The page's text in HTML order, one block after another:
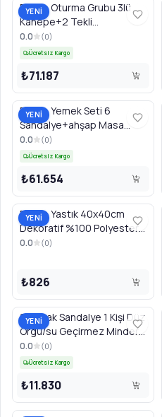
YENİ
Bahçe Oturma Grubu 3lü
Kanepe+2 Tekli
Koltuk+bank+sehpa
Aleminyum Gövde
0.0 (0)
Ücretsiz Kargo
₺71.187
YENİ
Bahçe Yemek Seti 6
Sandalye+ahşap Masa
Minder Alüminyum Gövde
0.0 (0)
Ücretsiz Kargo
₺61.654
YENİ
Bahçe Yastık 40x40cm
Dekoratif %100 Polyester
Kumaş
0.0 (0)
₺826
YENİ
Salıncak Sandalye 1 Kişi Düz
Örgü/su Geçirmez Minder
115x115x196cm
0.0 (0)
Ücretsiz Kargo
₺11.830